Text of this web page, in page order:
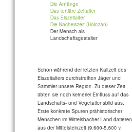
Die Anfänge
Das tertiäre Zeitalter
Das Eiszeitalter
Die Nacheiszeit (Holozän)
Der Mensch als
Landschaftsgestalter
Schon während der letzten Kaltzeit des
Eiszeitalters durchstreiften Jäger und
Sammler unsere Region. Zu dieser Zeit
übten sie noch keinerlei Einfluss auf das
Landschafts- und Vegetationsbild aus.
Erste konkrete Spuren prähistorischer
Menschen im Wittelsbacher Land datieren
aus der Mittelsteinzeit (9.600-5.600 v.